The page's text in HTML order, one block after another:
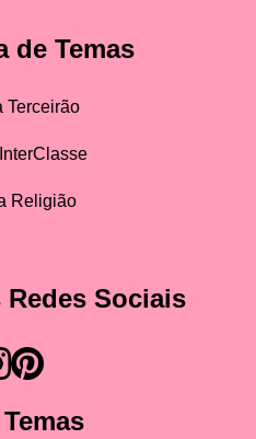
de Temas
Terceirão
Religião
Sociais